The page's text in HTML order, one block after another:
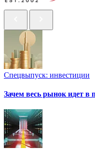
Спецвыпуск: инвестиции
Зачем весь рынок идет в